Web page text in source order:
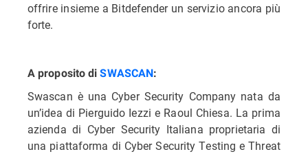
offrire insieme a Bitdefender un servizio ancora più
forte.
A proposito diSWASCAN:
Swascan è una Cyber Security Company nata da
un’idea di Pierguido Iezzi e Raoul Chiesa. La prima
azienda di Cyber Security Italiana proprietaria di
una piattaforma di Cyber Security Testing e Threat